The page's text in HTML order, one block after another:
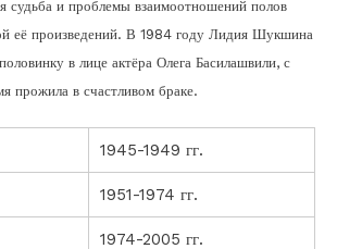
и проблемы взаимоотношений полов
её произведений. В 1984 году Лидия Шукшина
в лице актёра Олега Басилашвили, с
прожила в счастливом браке.
1945-1949 гг.
1951-1974 гг.
1974-2005 гг.